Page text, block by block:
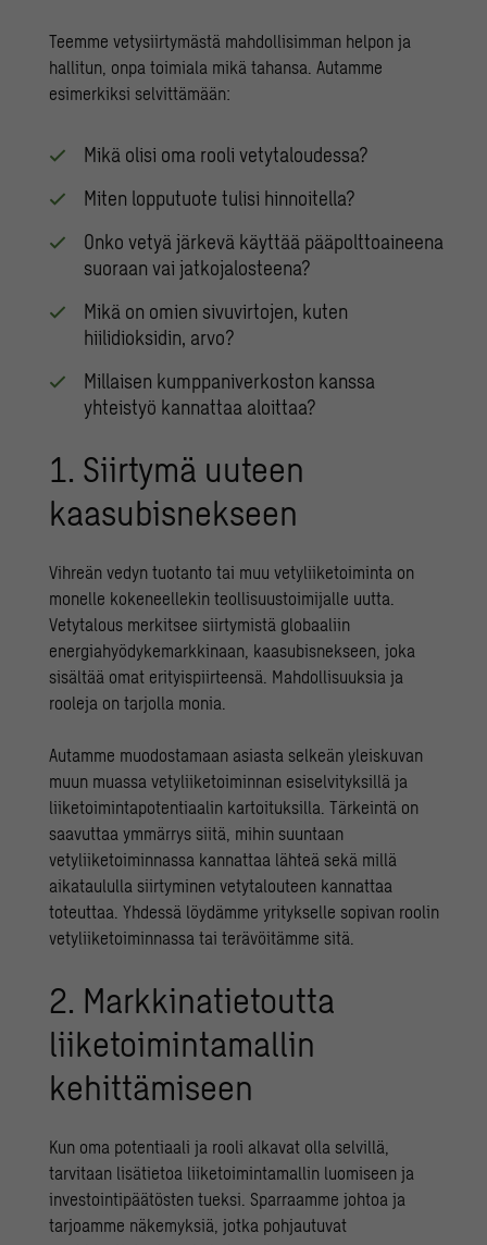
Teemme vetysiirtymästä mahdollisimman helpon ja
hallitun, onpa toimiala mikä tahansa. Autamme
esimerkiksi selvittämään:
Mikä olisi oma rooli vetytaloudessa?
Miten lopputuote tulisi hinnoitella?
Onko vetyä järkevä käyttää pääpolttoaineena
suoraan vai jatkojalosteena?
Mikä on omien sivuvirtojen, kuten
hiilidioksidin, arvo?
Millaisen kumppaniverkoston kanssa
yhteistyö kannattaa aloittaa?
1. Siirtymä uuteen
kaasubisnekseen
Vihreän vedyn tuotanto tai muu vetyliiketoiminta on
monelle kokeneellekin teollisuustoimijalle uutta.
Vetytalous merkitsee siirtymistä globaaliin
energiahyödykemarkkinaan, kaasubisnekseen, joka
sisältää omat erityispiirteensä. Mahdollisuuksia ja
rooleja on tarjolla monia.
Autamme muodostamaan asiasta selkeän yleiskuvan
muun muassa vetyliiketoiminnan esiselvityksillä ja
liiketoimintapotentiaalin kartoituksilla. Tärkeintä on
saavuttaa ymmärrys siitä, mihin suuntaan
vetyliiketoiminnassa kannattaa lähteä sekä millä
aikataululla siirtyminen vetytalouteen kannattaa
toteuttaa. Yhdessä löydämme yritykselle sopivan roolin
vetyliiketoiminnassa tai terävöitämme sitä.
2. Markkinatietoutta
liiketoimintamallin
kehittämiseen
Kun oma potentiaali ja rooli alkavat olla selvillä,
tarvitaan lisätietoa liiketoimintamallin luomiseen ja
investointipäätösten tueksi. Sparraamme johtoa ja
tarjoamme näkemyksiä, jotka pohjautuvat